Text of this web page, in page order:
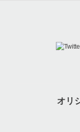
オリ